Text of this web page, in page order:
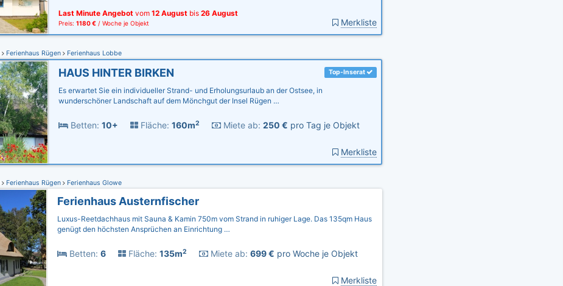
Merkliste
Last Minute Angebot vom 12 August bis 26 August
Preis: 1180 € / Woche je Objekt
Ferienhaus Rügen Ferienhaus Lobbe
Top-Inserat
HAUS HINTER BIRKEN
Es erwartet Sie ein individueller Strand- und Erholungsurlaub an der Ostsee, in
wunderschöner Landschaft auf dem Mönchgut der Insel Rügen …
Betten: 10+ Fläche: 160m2 Miete ab: 250 € pro Tag je Objekt
Merkliste
Ferienhaus Rügen Ferienhaus Glowe
Ferienhaus Austernfischer
Luxus-Reetdachhaus mit Sauna & Kamin 750m vom Strand in ruhiger Lage. Das 135qm Haus
genügt den höchsten Ansprüchen an Einrichtung …
Betten: 6 Fläche: 135m2 Miete ab: 699 € pro Woche je Objekt
Merkliste